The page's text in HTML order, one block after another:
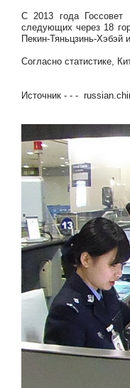
С 2013 года Госсовет
следующих через 18
Пекин-Тяньцзинь-
Согласно статистике,
Источник - - -